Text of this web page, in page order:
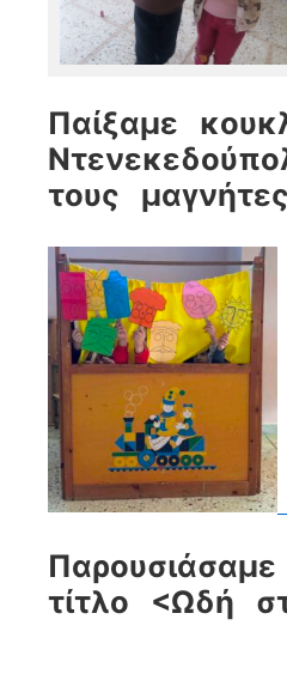
Παίξαμε
τους μαγνήτες
τίτλο <Ωδή